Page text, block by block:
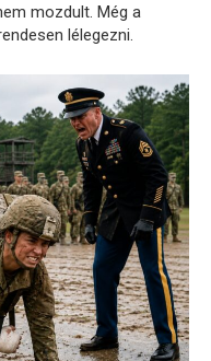
mozdult. Még a
lélegezni.